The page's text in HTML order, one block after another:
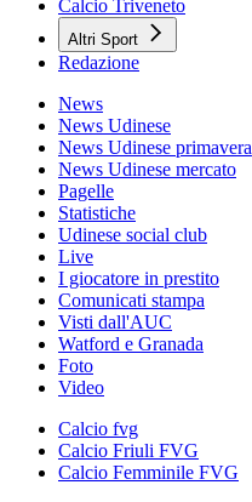
Calcio Triveneto
Altri Sport
Redazione
News
News Udinese
News Udinese primavera
News Udinese mercato
Pagelle
Statistiche
Udinese social club
Live
I giocatore in prestito
Comunicati stampa
Visti dall'AUC
Watford e Granada
Foto
Video
Calcio fvg
Calcio Friuli FVG
Calcio Femminile FVG